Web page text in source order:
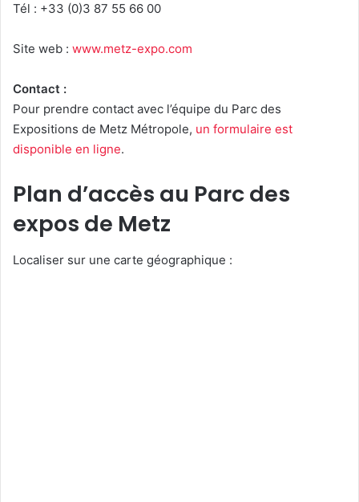
Tél : +33 (0)3 87 55 66 00
Site web : www.metz-expo.com
Contact :
Pour prendre contact avec l’équipe du Parc des
Expositions de Metz Métropole, un formulaire est
disponible en ligne.
Plan d’accès au Parc des
expos de Metz
Localiser sur une carte géographique :